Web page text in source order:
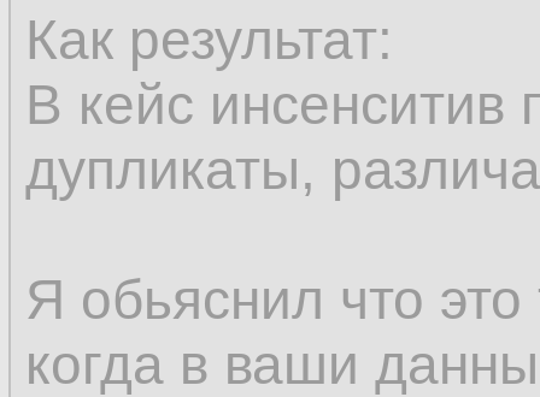
Как результат:
В кейс инсенситив
дупликаты,
Я обьяснил что
когда в ваши